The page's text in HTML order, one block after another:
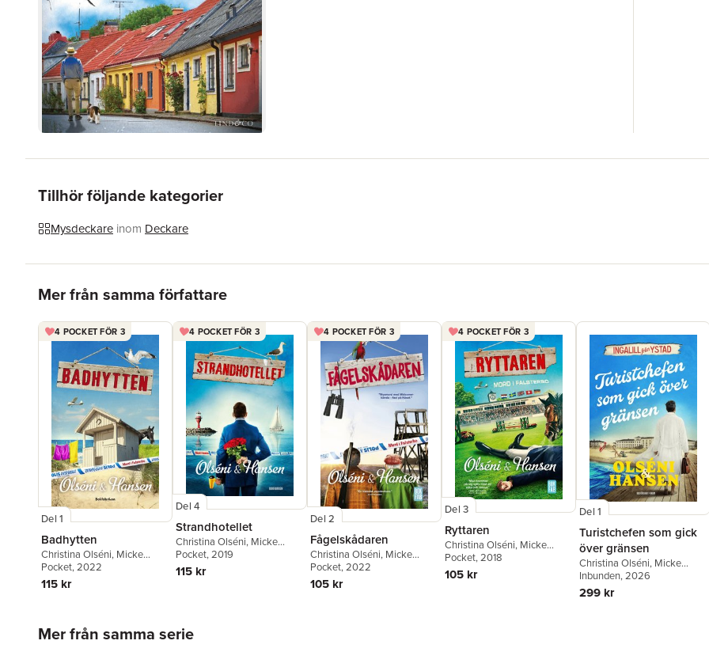
Tillhör följande kategorier
Mysdeckare inom Deckare
Mer från samma författare
4 POCKET FÖR 3
Del 1
Badhytten
Christina Olséni, Micke
Hansen
Pocket, 2022
115 kr
4 POCKET FÖR 3
Del 4
Strandhotellet
Christina Olséni, Micke
Hansen
Pocket, 2019
115 kr
4 POCKET FÖR 3
Del 2
Fågelskådaren
Christina Olséni, Micke
Hansen
Pocket, 2022
105 kr
4 POCKET FÖR 3
Del 3
Ryttaren
Christina Olséni, Micke
Hansen
Pocket, 2018
105 kr
Del 1
Turistchefen som gick
över gränsen
Christina Olséni, Micke
Hansen
Inbunden, 2026
299 kr
Mer från samma serie